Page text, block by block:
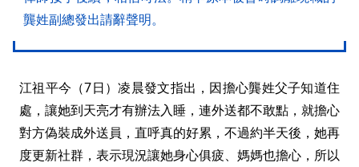
龔姓副總發出請辭聲明。
江祖平今（7日）凌晨發文指出，因擔心龔姓父子知道住
處，讓她到天亮才有辦法入睡，連外送都不敢點，就擔心
對方偽裝成外送員，直呼真的好累，不過約半天後，她再
度更新社群，表示現況讓她身心俱疲、媽媽也擔心，所以